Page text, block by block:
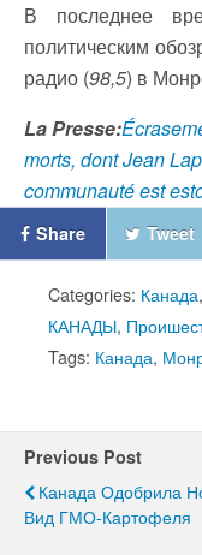
В последнее
политическим
радио (98,5) в
La Presse:
morts, dont Jean
communauté est
Share Tweet
Categories: Канада,
КАНАДЫ,
Tags: Канада,
Previous Post
Канада Одобрила
Вид ГМО-Картофеля